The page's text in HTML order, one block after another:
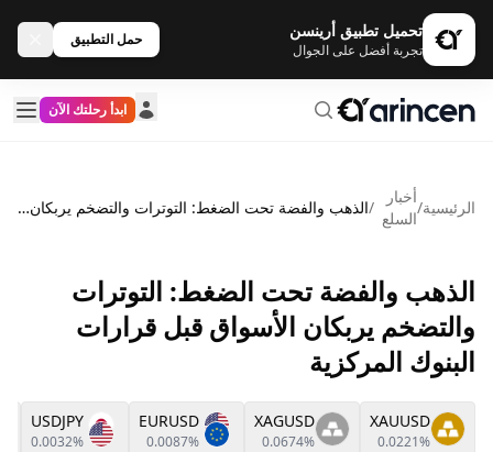
تحميل تطبيق أرينسن
تجربة أفضل على الجوال
حمل التطبيق
ابدأ رحلتك الآن
الرئيسية/
أخبار
السلع
/ الذهب والفضة تحت الضغط: التوترات والتضخم يربكان الأسواق قبل قرارات البنوك المركزية
الذهب والفضة تحت الضغط: التوترات
والتضخم يربكان الأسواق قبل قرارات
البنوك المركزية
XAUUSD
0.0221%
XAGUSD
0.0674%
EURUSD
0.0087%
USDJPY
0.0032%